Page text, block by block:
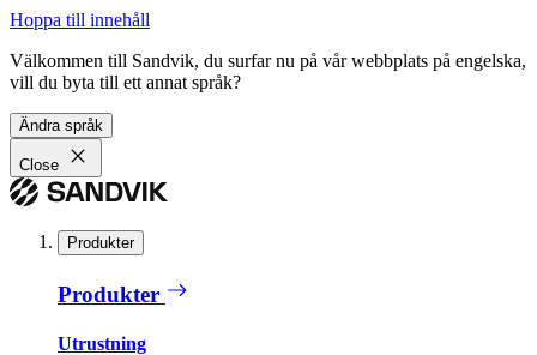
Hoppa till innehåll
Välkommen till Sandvik, du surfar nu på vår webbplats på engelska,
vill du byta till ett annat språk?
Ändra språk
Close
Produkter
Produkter
Utrustning